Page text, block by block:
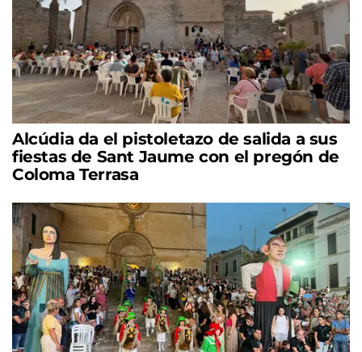
Alcúdia da el pistoletazo de salida a sus
fiestas de Sant Jaume con el pregón de
Coloma Terrasa